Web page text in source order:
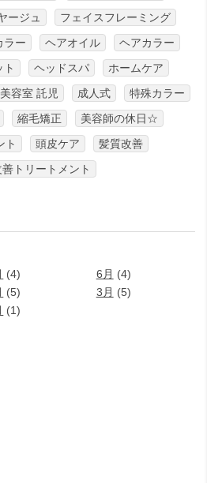
ージュ
フェイスフレーミング
ラー ヘアオイル
ヘアカラー
ト ヘッドスパ
ホームケア
容室 託児 成人式
特殊カラー
縮毛矯正
美容師の休日☆
ト
頭皮ケア
髪質改善
トリートメント
(4) 6月 (4)
(5) 3月 (5)
(1)